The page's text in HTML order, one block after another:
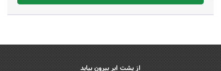
از پشت ابر بیرون بیاید